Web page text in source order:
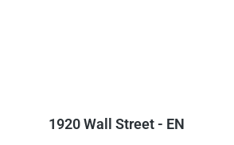
1920 Wall Street - EN